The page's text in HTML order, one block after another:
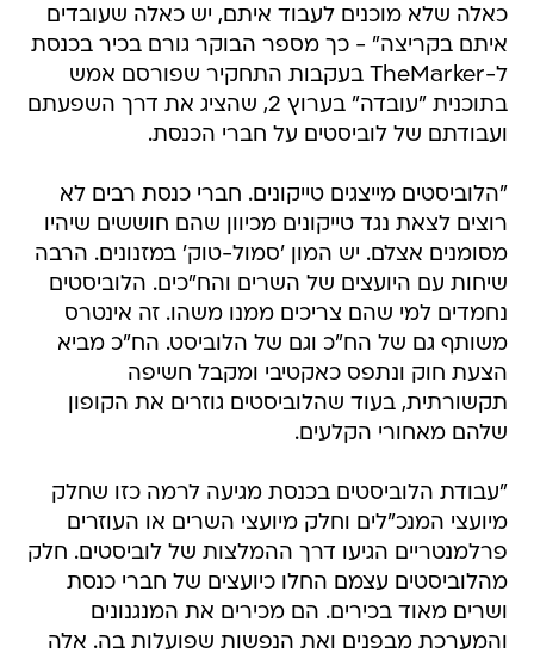
כאלה שלא מוכנים לעבוד איתם, יש כאלה שעובדים
איתם בקריצה" - כך מספר הבוקר גורם בכיר בכנסת
ל-TheMarker בעקבות התחקיר שפורסם אמש
בתוכנית "עובדה" בערוץ 2, שהציג את דרך השפעתם
ועבודתם של לוביסטים על חברי הכנסת.
"הלוביסטים מייצגים טייקונים. חברי כנסת רבים לא
רוצים לצאת נגד טייקונים מכיוון שהם חוששים שיהיו
מסומנים אצלם. יש המון 'סמול-טוק' במזנונים. הרבה
שיחות עם היועצים של השרים והח"כים. הלוביסטים
נחמדים למי שהם צריכים ממנו משהו. זה אינטרס
משותף גם של הח"כ וגם של הלוביסט. הח"כ מביא
הצעת חוק ונתפס כאקטיבי ומקבל חשיפה
תקשורתית, בעוד שהלוביסטים גוזרים את הקופון
שלהם מאחורי הקלעים.
"עבודת הלוביסטים בכנסת מגיעה לרמה כזו שחלק
מיועצי המנכ"לים וחלק מיועצי השרים או העוזרים
פרלמנטריים הגיעו דרך ההמלצות של לוביסטים. חלק
מהלוביסטים עצמם החלו כיועצים של חברי כנסת
ושרים מאוד בכירים. הם מכירים את המנגנונים
והמערכת מבפנים ואת הנפשות שפועלות בה. אלה